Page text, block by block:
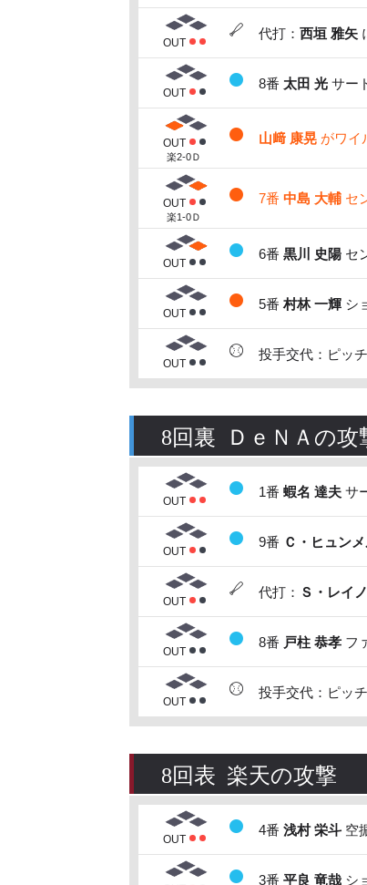
OUT
代打： 西垣 雅矢
OUT
8番 太田 光 サー
OUT
楽2-0Ｄ
山﨑 康晃 がワイ
OUT
楽1-0Ｄ
7番 中島 大輔 セ
OUT
6番 黒川 史陽 セ
OUT
5番村林 一輝 シ
OUT
投手交代：ピッ
8回裏 ＤｅＮＡの攻
OUT
1番 蝦名 達夫 サ
OUT
9番 Ｃ・ヒュン
OUT
代打： Ｓ・レイ
OUT
8番 戸柱 恭孝 フ
OUT
投手交代：ピッ
8回表 楽天の攻撃
OUT
4番 浅村 栄斗 空
3番 平良 竜哉 シ